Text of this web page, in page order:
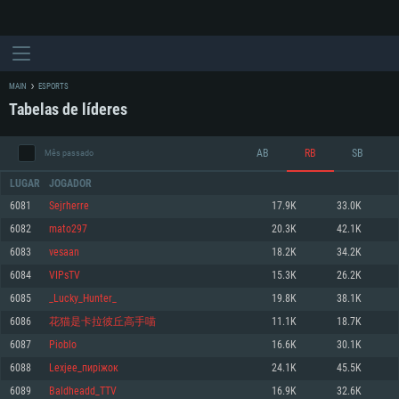
REQUERIMENTOS DE SISTEMA
Mínimo
Sistema Operativo: Windows 10 (64 bit)
Processador: Dual-Core 2.2 GHz
Mínimo
Sistema Operativo: Mac OS Big Sur 11.0 ou versão mais recente
Processador: Core i5 2.2GHz mínimo (Intel Xeon não suportado)
Mínimo
Sistema Operativo: Distribuições mais modernas do Linux de 64bit
Processador: Dual-Core 2.4 GHz
MAIN ESPORTS
Tabelas de líderes
Mês passado AB RB SB
LUGAR JOGADOR
6081 Sejrherre 17.9K 33.0K
6082 mato297 20.3K 42.1K
6083 vesaan 18.2K 34.2K
6084 VIPsTV 15.3K 26.2K
6085 _Lucky_Hunter_ 19.8K 38.1K
6086 花猫是卡拉彼丘高手喵 11.1K 18.7K
6087 Pioblo 16.6K 30.1K
6088 Lexjee_пиріжок 24.1K 45.5K
6089 Baldheadd_TTV 16.9K 32.6K